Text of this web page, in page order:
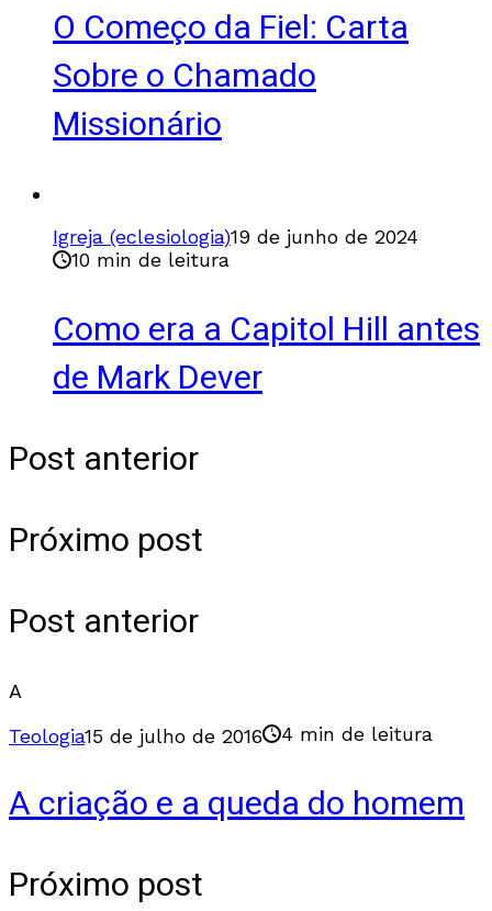
O Começo da Fiel: Carta
Sobre o Chamado
Missionário
Igreja (eclesiologia)19 de junho de 2024
10 min de leitura
Como era a Capitol Hill antes
de Mark Dever
Post anterior
Próximo post
Post anterior
A
Teologia15 de julho de 2016 4 min de leitura
A criação e a queda do homem
Próximo post